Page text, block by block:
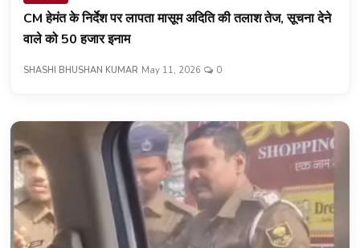
CM हेमंत के निर्देश पर लापता मासूम अदिति की तलाश तेज, सूचना देने
वाले को 50 हजार इनाम
SHASHI BHUSHAN KUMAR May 11, 2026 0